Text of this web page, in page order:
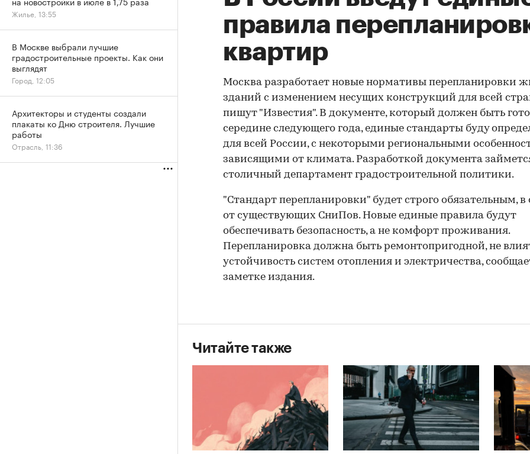
правила
квартир
Москва разработает новые нормативы перепланировки
зданий с изменением несущих конструкций для всей
пишут "Известия". В документе, который должен быть
середине следующего года, единые стандарты буду
для всей России, с некоторыми региональными
зависящими от климата. Разработкой документа
столичный департамент градостроительной политики.
"Стандарт перепланировки" будет строго обязательным, в
от существующих СниПов. Новые единые правила будут
обеспечивать безопасность, а не комфорт проживания.
Перепланировка должна быть ремонтопригодной, не
устойчивость систем отопления и электричества,
заметке издания.
Читайте также
Жилье, 13:55
В Москве выбрали лучшие
градостроительные проекты. Как они
выглядят
Город, 12:05
Архитекторы и студенты создали
плакаты ко Дню строителя. Лучшие
работы
Отрасль, 11:36